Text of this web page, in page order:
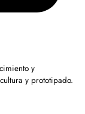
y
y prototipado.